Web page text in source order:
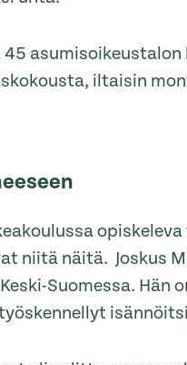
iltaisin
niitä näitä. Joskus
Suomessa.